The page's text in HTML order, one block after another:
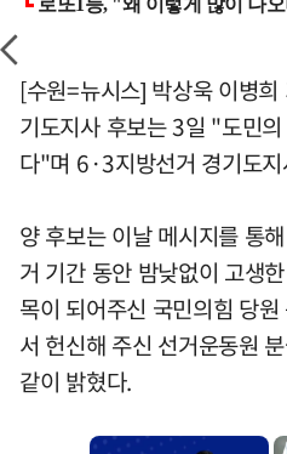
[수원=뉴시스] 박상욱 이병
기도지사 후보는 3일 "도민
다"며 6·3지방선거 경기도
양 후보는 이날 메시지를 통
거 기간 동안 밤낮없이 고생
목이 되어주신 국민의힘 당
서 헌신해 주신 선거운동원
같이 밝혔다.